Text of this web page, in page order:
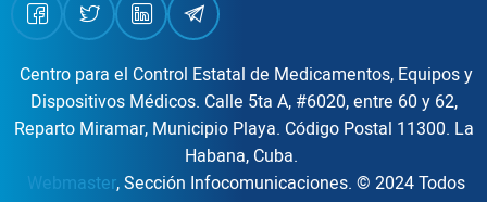
Centro para el Control Estatal de Medicamentos, Equipos y
Dispositivos Médicos. Calle 5ta A, #6020, entre 60 y 62,
Reparto Miramar, Municipio Playa. Código Postal 11300. La
Habana, Cuba.
Webmaster, Sección Infocomunicaciones. © 2024 Todos